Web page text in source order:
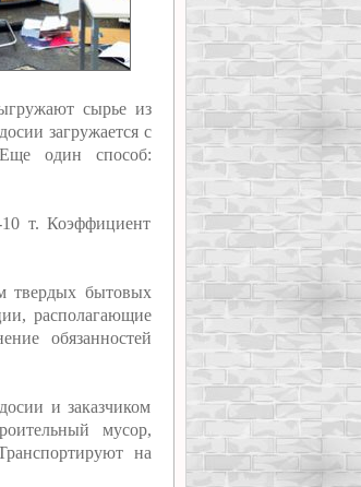
сырье из
загружается с
Еще один способ:
т. Коэффициент
твердых бытовых
располагающие
обязанностей
и заказчиком
мусор,
на